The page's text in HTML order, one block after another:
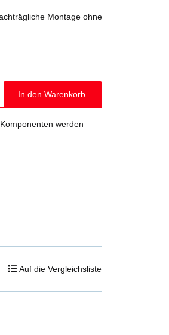
In den Warenkorb
Komponenten werden
Auf die Vergleichsliste